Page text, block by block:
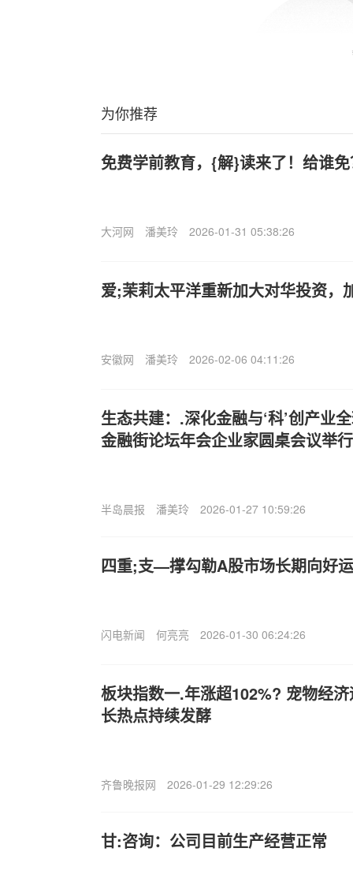
为你推荐
免费学前教育，{解}读来了！给谁
大河网 潘美玲 2026-01-31 05:38:26
爱;茉莉太平洋重新加大对华投资，
安徽网 潘美玲 2026-02-06 04:11:26
生态共建：.深化金融与‘科’创产
金融街论坛年会企业家圆桌会议举行
半岛晨报 潘美玲 2026-01-27 10:59:26
四重;支—撑勾勒A股市场长期向好
闪电新闻 何亮亮 2026-01-30 06:24:26
板块指数一.年涨超102%? 宠物经
长热点持续发酵
齐鲁晚报网 2026-01-29 12:29:26
甘:咨询：公司目前生产经营正常